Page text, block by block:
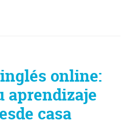
online:
aprendizaje
casa